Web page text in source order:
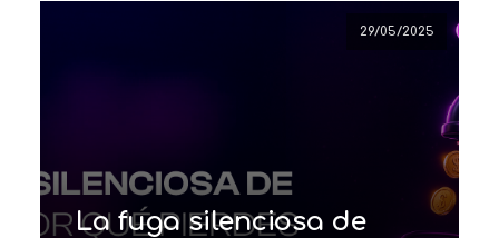
29/05/2025
La fuga silenciosa de